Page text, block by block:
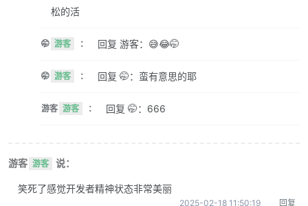
松的活
🤭 游客 ： 回复 游客：😅😂🤭
🤭 游客 ： 回复 🤭：蛮有意思的耶
游客 游客 ： 回复 🤭：666
游客 游客 说：
笑死了感觉开发者精神状态非常美丽
2025-02-18 11:50:19 回复